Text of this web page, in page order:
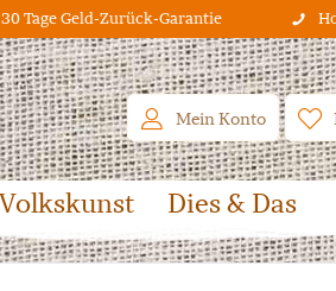
30 Tage Geld-Zurück-Garantie
Mein Konto
Dies & Das